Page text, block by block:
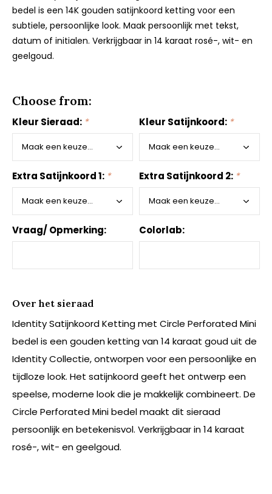
bedel is een 14K gouden satijnkoord ketting voor een
subtiele, persoonlijke look. Maak persoonlijk met tekst,
datum of initialen. Verkrijgbaar in 14 karaat rosé-, wit- en
geelgoud.
Choose from:
Kleur Sieraad: * Kleur Satijnkoord: *
Extra Satijnkoord 1: * Extra Satijnkoord 2: *
Vraag/ Opmerking: Colorlab:
Over het sieraad
Identity Satijnkoord Ketting met Circle Perforated Mini
bedel is een gouden ketting van 14 karaat goud uit de
Identity Collectie, ontworpen voor een persoonlijke en
tijdloze look. Het satijnkoord geeft het ontwerp een
speelse, moderne look die je makkelijk combineert. De
Circle Perforated Mini bedel maakt dit sieraad
persoonlijk en betekenisvol. Verkrijgbaar in 14 karaat
rosé-, wit- en geelgoud.